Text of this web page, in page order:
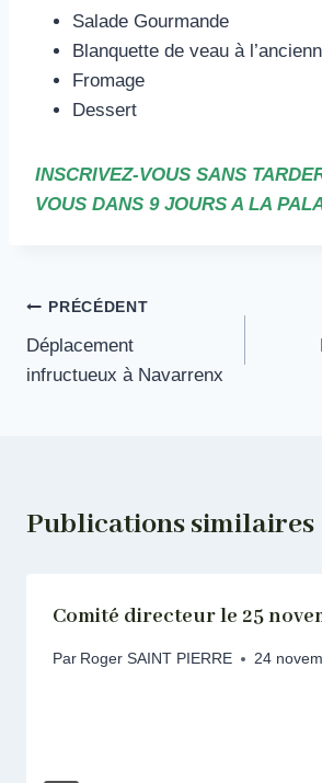
Salade Gourmande
Blanquette de veau à
Fromage
Dessert
INSCRIVEZ-VOUS SANS
VOUS DANS 9 JOURS A LA
Navigation
de
PRÉCÉDENT
Déplacement
infructueux à Navarrenx
Publications similaires
Comité directeur le 25
Par Roger SAINT PIERRE 24